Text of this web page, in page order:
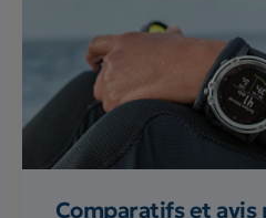
Comparatifs et avis